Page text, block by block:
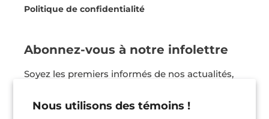
Nous utilisons des témoins !
Politique de confidentialité
Abonnez-vous à notre infolettre
Soyez les premiers informés de nos actualités,
vous désinscrire en tout temps.